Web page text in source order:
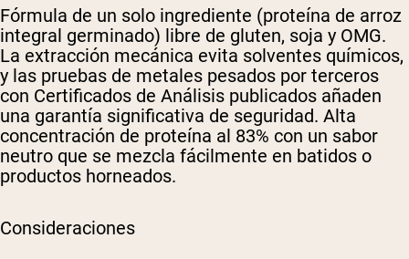
Fórmula de un solo ingrediente (proteína de arroz
integral germinado) libre de gluten, soja y OMG.
La extracción mecánica evita solventes químicos,
y las pruebas de metales pesados por terceros
con Certificados de Análisis publicados añaden
una garantía significativa de seguridad. Alta
concentración de proteína al 83% con un sabor
neutro que se mezcla fácilmente en batidos o
productos horneados.
Consideraciones